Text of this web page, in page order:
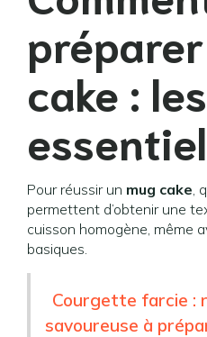
cake :
Pour réussir un mug cake,
permettent d’obtenir une
cuisson homogène, même
basiques.
Courgette farcie :
savoureuse à